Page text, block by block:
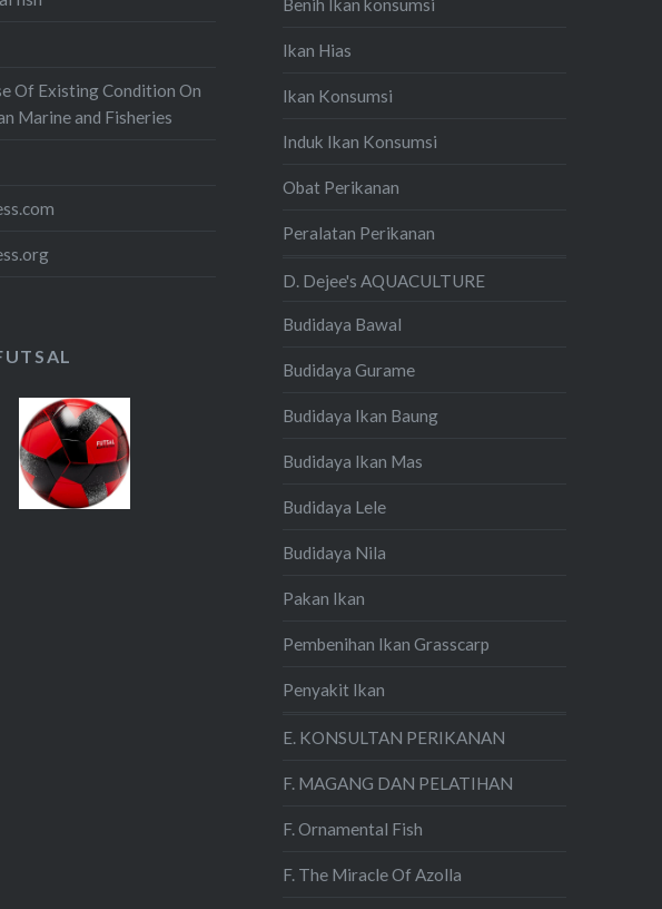
Benih Ikan konsumsi
Ikan Hias
Ikan Konsumsi
Induk Ikan Konsumsi
Obat Perikanan
Peralatan Perikanan
D. Dejee's AQUACULTURE
Budidaya Bawal
Budidaya Gurame
Budidaya Ikan Baung
Budidaya Ikan Mas
Budidaya Lele
Budidaya Nila
Pakan Ikan
Pembenihan Ikan Grasscarp
Penyakit Ikan
E. KONSULTAN PERIKANAN
F. MAGANG DAN PELATIHAN
F. Ornamental Fish
F. The Miracle Of Azolla
Of Existing Condition On
Marine and Fisheries